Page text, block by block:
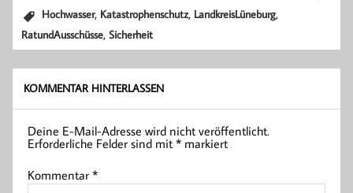
Hochwasser, Katastrophenschutz, LandkreisLüneburg,
RatundAusschüsse,Sicherheit
KOMMENTAR HINTERLASSEN
Deine E-Mail-Adresse wird nicht veröffentlicht.
Erforderliche Felder sind mit* markiert
Kommentar*